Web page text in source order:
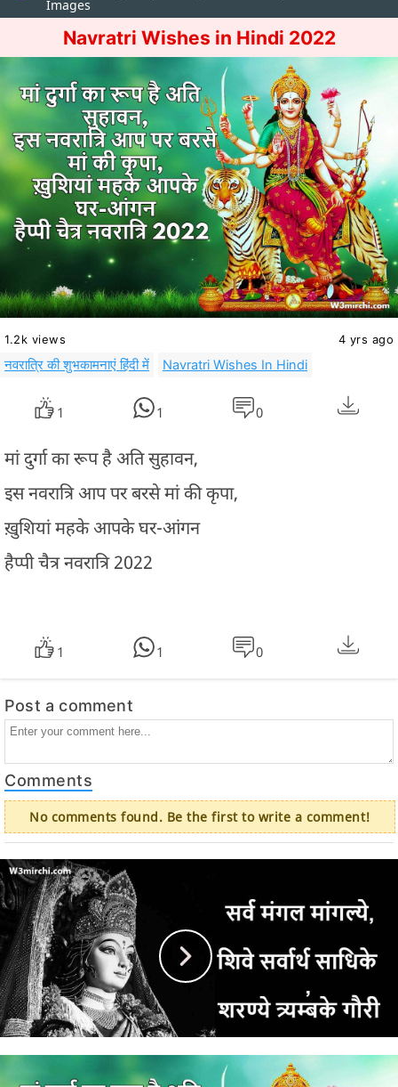
Images
Navratri Wishes in Hindi 2022
1.2k views 4 yrs ago
नवरात्रि की शुभकामनाएं हिंदी में Navratri Wishes In Hindi
1 1 0
मां दुर्गा का रूप है अति सुहावन,
इस नवरात्रि आप पर बरसे मां की कृपा,
ख़ुशियां महके आपके घर-आंगन
हैप्पी चैत्र नवरात्रि 2022
1 1 0
Post a comment
Comments
No comments found. Be the first to write a comment!